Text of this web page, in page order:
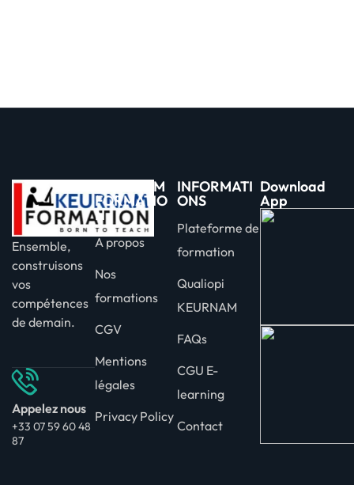
Ensemble,
construisons
vos
compétences
de demain.
Appelez nous
+33 07 59 60 48
87
KEURNAM
FORMATIO
N
A propos
Nos
formations
CGV
Mentions
légales
Privacy Policy
INFORMATI
ONS
Plateforme de
formation
Qualiopi
KEURNAM
FAQs
CGU E-
learning
Contact
Download
App